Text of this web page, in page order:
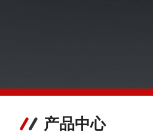
产品中心